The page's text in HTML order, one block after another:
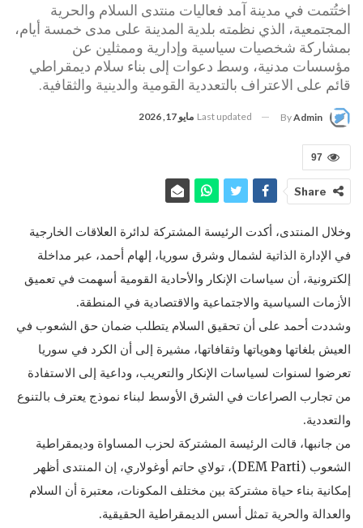
اختُتمت في مدينة آمد فعاليات منتدى السلام والحرية
المجتمعية، الذي نظمته بلدية المدينة على مدى خمسة أيام،
بمشاركة شخصيات سياسية وإدارية وممثلين عن
مؤسسات مدنية، وسط دعوات إلى بناء سلام ديمقراطي
قائم على الاعتراف بالتعددية القومية والدينية والثقافية.
ByAdmin
Last updated مايو 17, 2026
97
Share
وخلال المنتدى، أكدت الرئيسة المشتركة لدائرة العلاقات الخارجية
في الإدارة الذاتية لشمال وشرق سوريا، إلهام أحمد، عبر مداخلة
إلكترونية، أن سياسات الإنكار والأحادية القومية أسهمت في تعميق
الأزمات السياسية والاجتماعية والاقتصادية في المنطقة.
وشددت أحمد على أن تحقيق السلام يتطلب ضمان حق الشعوب في
العيش بلغاتها وهوياتها وثقافاتها، مشيرة إلى أن الكرد في سوريا
تعرضوا لسنوات لسياسات الإنكار والتعريب، وداعية إلى الاستفادة
من تجارب الصراعات في الشرق الأوسط لبناء نموذج يعترف بالتنوع
والتعددية.
من جانبها، قالت الرئيسة المشتركة لحزب المساواة وديمقراطية
الشعوب (DEM Parti)، تولاي حاتم أوغولاري، إن المنتدى أظهر
إمكانية بناء حياة مشتركة بين مختلف المكونات، معتبرة أن السلام
والعدالة والحرية تمثل أسس الديمقراطية الحقيقية.